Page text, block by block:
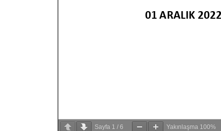
Sayfa 1 / 6 Yakınlaşma 100%